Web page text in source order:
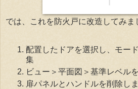
では、これを防火戸に改造してみま
配置したドアを選択し、モー
集
ビュー＞平面図＞基準レベル
扉パネルとハンドルを削除し